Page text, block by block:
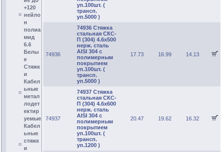
+120
нейло
н
полиа
мид
6.6
Белы
е
Стяжк
и
Кабел
ьные
метал
лодет
ектир
уемые
Кабел
ьные
стяжк
и
уп.100шт. (
трансп.
уп.5000 )
74936
74936 Стяжка
стальная СКС-
П (304) 4.6х500
нерж. сталь
AISI 304 с
полимерным
покрытием
уп.100шт. (
трансп.
уп.5000 )
17.73 16.99 14.13
74937
74937 Стяжка
стальная СКС-
П (304) 4.6х600
нерж. сталь
AISI 304 с
полимерным
покрытием
уп.100шт. (
трансп.
уп.1200 )
20.47 19.62 16.32